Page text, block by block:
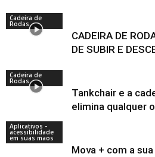
Cadeira de
Rodas
CADEIRA DE
DE SUBIR E
Cadeira de
Rodas
Tankchair e a
elimina qualquer
Aplicativos -
acessibilidade
em suas maos
Mova + com a